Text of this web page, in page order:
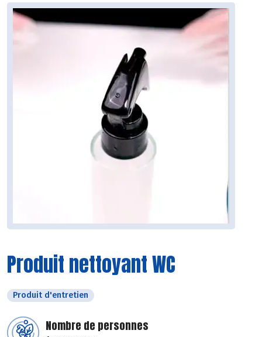
Produit nettoyant WC
Produit d'entretien
Nombre de personnes